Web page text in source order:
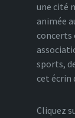
une cité
animée
concerts
sports,
cet écrin
Cliquez